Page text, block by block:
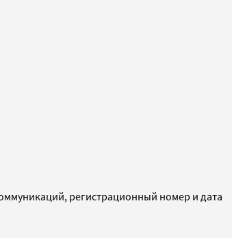
регистрационный номер и дата